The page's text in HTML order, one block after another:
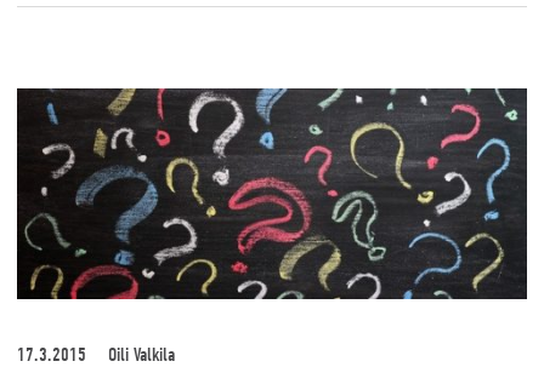
17.3.2015 Oili Valkila